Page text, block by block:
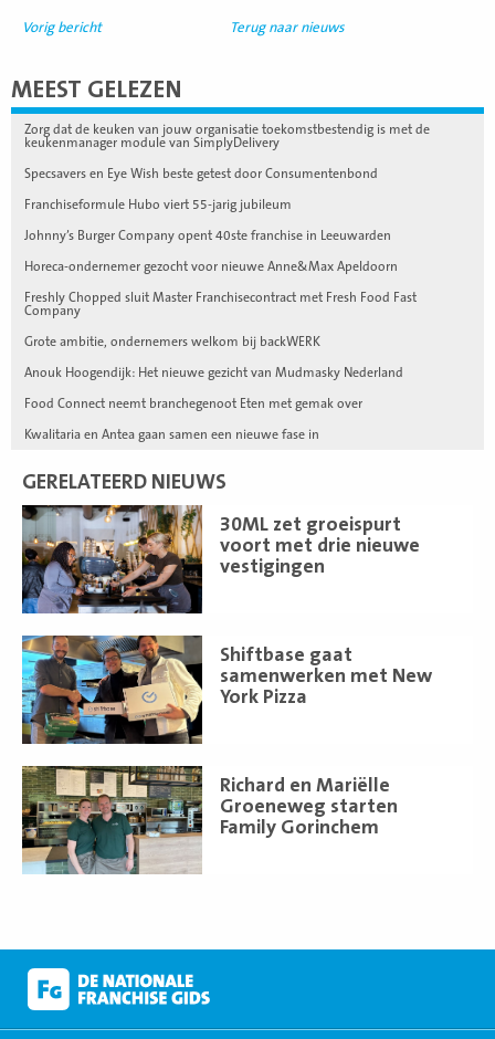
Vorig bericht Terug naar nieuws
MEEST GELEZEN
Zorg dat de keuken van jouw organisatie toekomstbestendig is met de
keukenmanager module van SimplyDelivery
Specsavers en Eye Wish beste getest door Consumentenbond
Franchiseformule Hubo viert 55-jarig jubileum
Johnny’s Burger Company opent 40ste franchise in Leeuwarden
Horeca-ondernemer gezocht voor nieuwe Anne&Max Apeldoorn
Freshly Chopped sluit Master Franchisecontract met Fresh Food Fast
Company
Grote ambitie, ondernemers welkom bij backWERK
Anouk Hoogendijk: Het nieuwe gezicht van Mudmasky Nederland
Food Connect neemt branchegenoot Eten met gemak over
Kwalitaria en Antea gaan samen een nieuwe fase in
GERELATEERD NIEUWS
30ML zet groeispurt
voort met drie nieuwe
vestigingen
Lees
meer
Shiftbase gaat
samenwerken met New
York Pizza
Lees
meer
Richard en Mariëlle
Groeneweg starten
Family Gorinchem
Lees
meer